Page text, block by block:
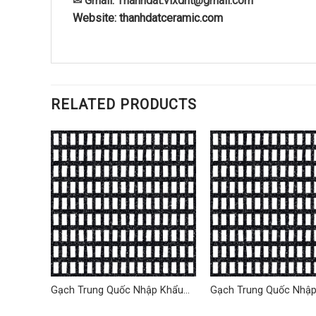
Website: thanhdatceramic.com
RELATED PRODUCTS
Gạch Trung Quốc Nhập Khẩu
Gạch Trung Quốc